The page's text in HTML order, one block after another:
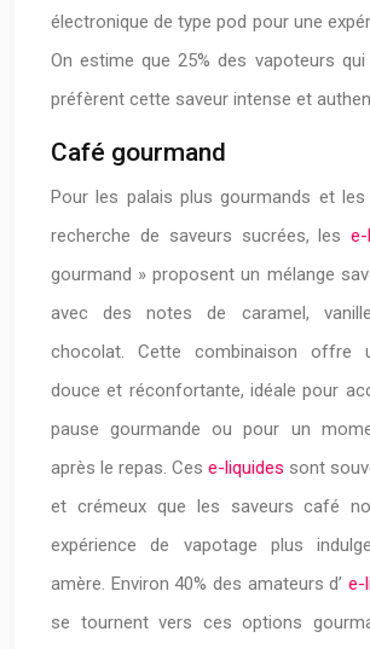
électronique de type pod pour une
On estime que 25% des vapoteurs
préfèrent cette saveur intense et
Café gourmand
Pour les palais plus gourmands et
recherche de saveurs sucrées, les
gourmand » proposent un mélange
avec des notes de caramel,
chocolat. Cette combinaison offre
douce et réconfortante, idéale pour
pause gourmande ou pour un
après le repas. Ces e-liquides sont
et crémeux que les saveurs café
expérience de vapotage plus
amère. Environ 40% des amateurs d’ e-
se tournent vers ces options